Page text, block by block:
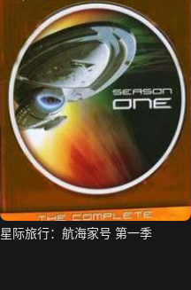
星际旅行：航海家号 第一季